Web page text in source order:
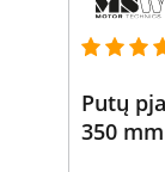
Putų
350